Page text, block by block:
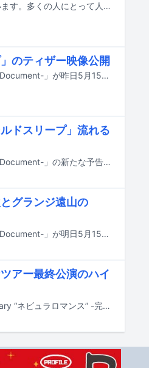
5月16日は松尾芭蕉が奥の細道に旅立ったことから“旅の日”に制定されています。多くの人にとって人生における大切な要素である“旅”。この連載では、旅好き / ツアーなどで各地を飛び回るアーティストに、旅をテーマにエッセイをつづってもらいます。今回登場するのは、ボカロPのきくおさんです。2024年にボカロPとして初のアメリカツアーを実施したのを皮切りにワールドツアーを重ね、ここ2年で22カ国53都市を回ってきたきくおさんが、海外のみならず、日本国内を旅したときの思い出を音楽とともに振り返ってくれました。きくおさんセレクトの“移動中に聴きたい旅プレイリスト”とともにお楽しみください。
のティザー映像公開
Perfumeのドキュメンタリー映画「Perfume“コールドスリープ”-25 years Document-」が昨日5月15日に公開されたことを記念し、主題歌「コールドスリープ」のティザー映像がYouTubeで公開された。
ドスリープ」流れる
Perfumeのドキュメンタリー映画「Perfume“コールドスリープ”-25 years Document-」の新たな予告映像がYouTubeで公開された。映像ではPerfumeによる主題歌「コールドスリープ」が使用されている。
グランジ遠山の
Perfumeのドキュメンタリー映画「Perfume“コールドスリープ”-25 years Document-」が明日5月15日に全国公開される。これに先がけて本日5月14日に東京・TOHOシネマズ日比谷 スクリーン1にてイベント「映画『Perfume“コールドスリープ”-25 years Document-』前夜祭！舞台挨拶付き上映会」が開催された。
アー最終公演のハイ
5月27日にリリースされるPerfumeの映像作品「Perfume ZO/Z5 Anniversary “ネビュラロマンス” -完全版-」のハイライト映像がYouTubeで公開された。